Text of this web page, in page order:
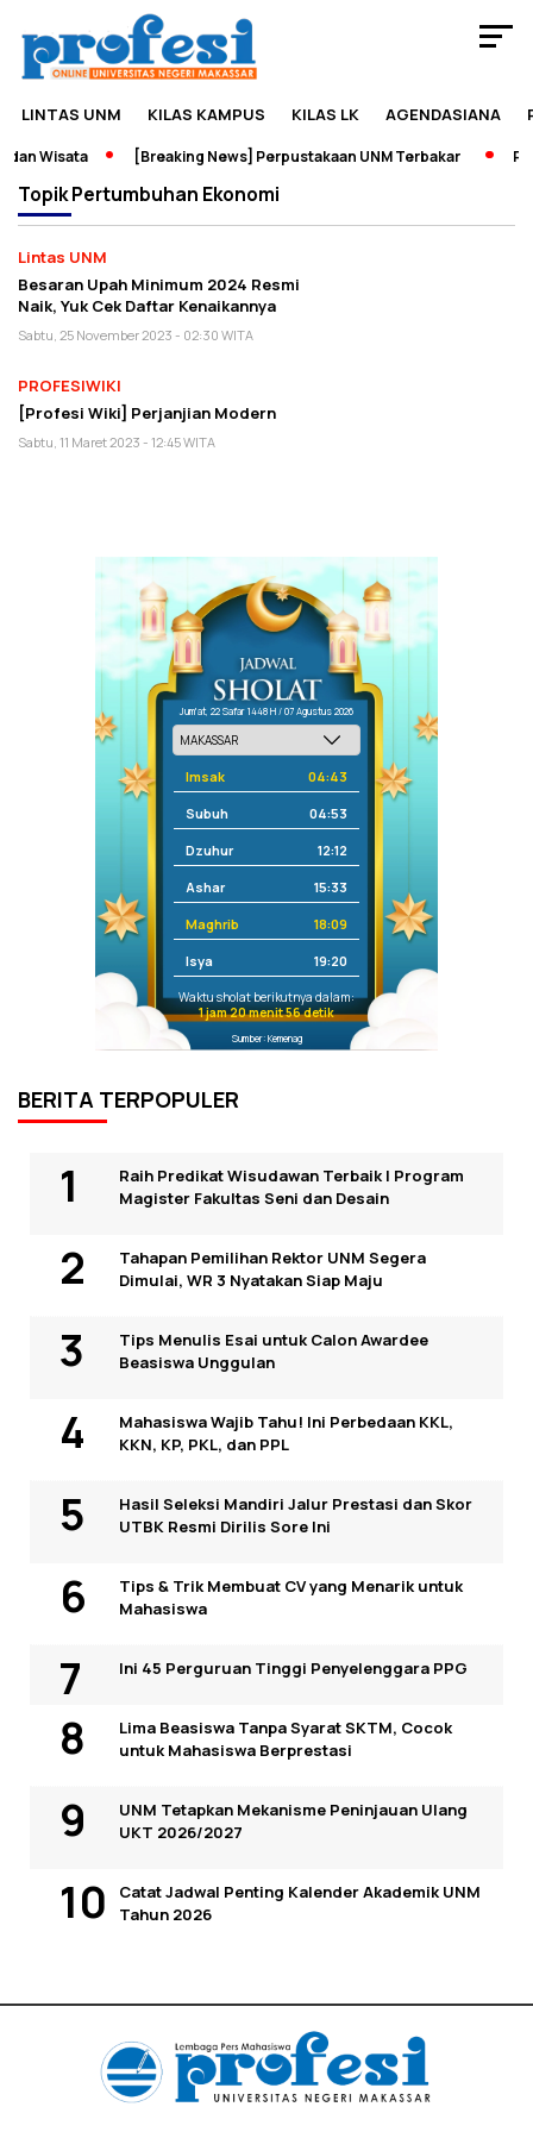
LINTAS UNM KILAS KAMPUS KILAS LK AGENDASIANA
Wisata [Breaking News] Perpustakaan UNM Terbakar
TopikPertumbuhan Ekonomi
Lintas UNM
Besaran Upah Minimum 2024 Resmi
Naik, Yuk Cek Daftar Kenaikannya
Sabtu, 25 November 2023 - 02:30 WITA
PROFESIWIKI
[Profesi Wiki] Perjanjian Modern
Sabtu, 11 Maret 2023 - 12:45 WITA
Jum'at, 22 Safar 1448 H / 07 Agustus 2026
Imsak 04:43
Subuh 04:53
Dzuhur 12:12
Ashar 15:33
Maghrib 18:09
Isya 19:20
Waktu sholat berikutnya dalam:
1 jam 20 menit 56 detik
Sumber: Kemenag
BERITA TERPOPULER
Raih Predikat Wisudawan Terbaik I Program
Magister Fakultas Seni dan Desain
Tahapan Pemilihan Rektor UNM Segera
Dimulai, WR 3 Nyatakan Siap Maju
Tips Menulis Esai untuk Calon Awardee
Beasiswa Unggulan
Mahasiswa Wajib Tahu! Ini Perbedaan KKL,
KKN, KP, PKL, dan PPL
Hasil Seleksi Mandiri Jalur Prestasi dan Skor
UTBK Resmi Dirilis Sore Ini
Tips & Trik Membuat CV yang Menarik untuk
Mahasiswa
Ini 45 Perguruan Tinggi Penyelenggara PPG
Lima Beasiswa Tanpa Syarat SKTM, Cocok
untuk Mahasiswa Berprestasi
UNM Tetapkan Mekanisme Peninjauan Ulang
UKT 2026/2027
Catat Jadwal Penting Kalender Akademik UNM
Tahun 2026